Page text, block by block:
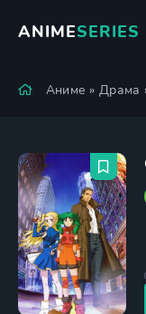
ANIMESERIES
Аниме »Драма